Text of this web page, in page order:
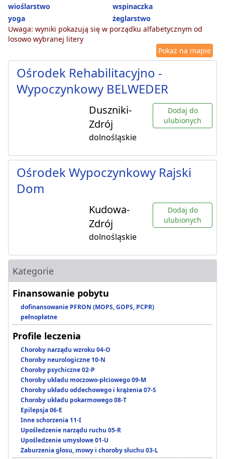
wioślarstwo
wspinaczka
yoga
żeglarstwo
Uwaga: wyniki pokazują się w porządku alfabetycznym od
losowo wybranej litery
Pokaż na mapie
Ośrodek Rehabilitacyjno -
Wypoczynkowy BELWEDER
Duszniki-
Zdrój
dolnośląskie
Dodaj do
ulubionych
Ośrodek Wypoczynkowy Rajski
Dom
Kudowa-
Zdrój
dolnośląskie
Dodaj do
ulubionych
Kategorie
Finansowanie pobytu
dofinansowanie PFRON (MOPS, GOPS, PCPR)
pełnopłatne
Profile leczenia
Choroby narządu wzroku 04-O
Choroby neurologiczne 10-N
Choroby psychiczne 02-P
Choroby układu moczowo-płciowego 09-M
Choroby układu oddechowego i krążenia 07-S
Choroby układu pokarmowego 08-T
Epilepsja 06-E
Inne schorzenia 11-I
Upośledzenie narządu ruchu 05-R
Upośledzenie umysłowe 01-U
Zaburzenia głosu, mowy i choroby słuchu 03-L